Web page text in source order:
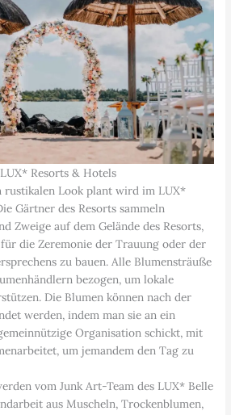
Resorts & Hotels
rustikalen Look plant wird im LUX*
Gärtner des Resorts sammeln
Zweige auf dem Gelände des Resorts,
die Zeremonie der Trauung oder der
zu bauen. Alle Blumensträuße
bezogen, um lokale
Die Blumen können nach der
werden, indem man sie an ein
Organisation schickt, mit
um jemandem den Tag zu
vom Junk Art-Team des LUX* Belle
aus Muscheln, Trockenblumen,